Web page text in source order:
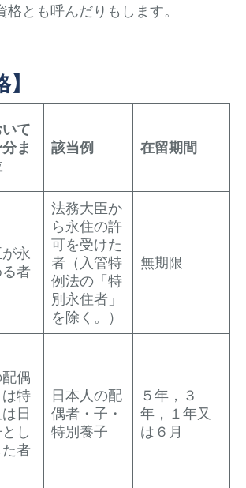
とも呼んだりもします。
て
ま
該当例 在留期間
永
者
法務大臣か
ら永住の許
可を受けた
者（入管特
例法の「特
別永住者」
を除く。）
無期限
偶
特
日
し
者
日本人の配
偶者・子・
特別養子
５年，３
年，１年又
は６月